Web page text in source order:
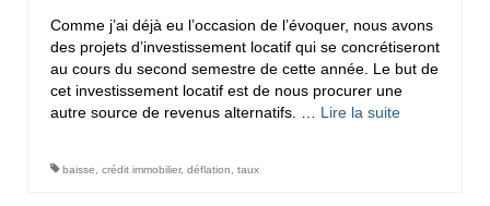
Comme j’ai déjà eu l’occasion de l’évoquer, nous avons
des projets d’investissement locatif qui se concrétiseront
au cours du second semestre de cette année. Le but de
cet investissement locatif est de nous procurer une
autre source de revenus alternatifs. … Lire la suite­­
baisse crédit immobilier, déflation taux